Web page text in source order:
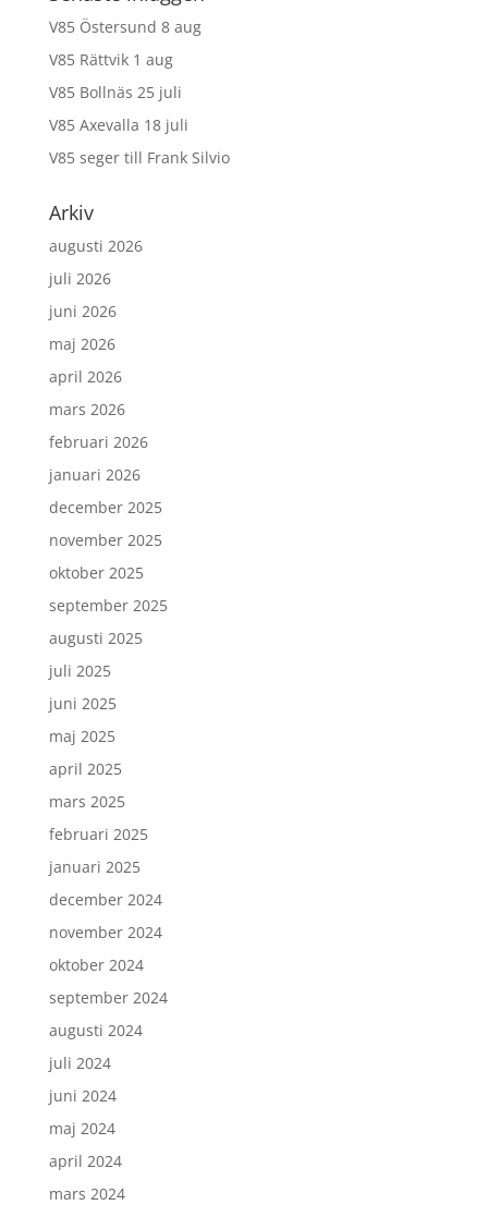
V85 Östersund 8 aug
V85 Rättvik 1 aug
V85 Bollnäs 25 juli
V85 Axevalla 18 juli
V85 seger till Frank Silvio
Arkiv
augusti 2026
juli 2026
juni 2026
maj 2026
april 2026
mars 2026
februari 2026
januari 2026
december 2025
november 2025
oktober 2025
september 2025
augusti 2025
juli 2025
juni 2025
maj 2025
april 2025
mars 2025
februari 2025
januari 2025
december 2024
november 2024
oktober 2024
september 2024
augusti 2024
juli 2024
juni 2024
maj 2024
april 2024
mars 2024